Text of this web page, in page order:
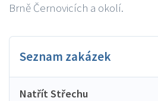
Brně Černovicích a okolí.
Seznam zakázek
Natřít Střechu